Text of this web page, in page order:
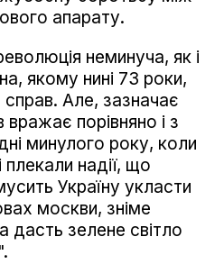
апарату.
неминуча, як і
якому нині 73 роки,
справ. Але, зазначає
вражає порівняно і з
минулого року, коли
плекали надії, що
Україну укласти
москви, зніме
дасть зелене світло